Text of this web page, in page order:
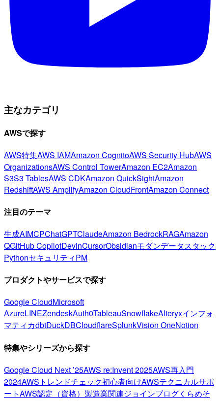
主なカテゴリ
AWSで探す
AWS特集AWS IAMAmazon CognitoAWS Security HubAWS
OrganizationsAWS Control TowerAmazon EC2Amazon
S3S3 TablesAWS CDKAmazon QuickSightAmazon
RedshiftAWS AmplifyAmazon CloudFrontAmazon Connect
注目のテーマ
生成AIMCPChatGPTClaudeAmazon BedrockRAGAmazon
QGitHub CopilotDevinCursorObsidianモダンデータスタック
PythonセキュリティPM
プロダクトやサービスで探す
Google CloudMicrosoft
AzureLINEZendeskAuth0TableauSnowflakeAlteryxインフォ
マティカdbtDuckDBCloudflareSplunkVision OneNotion
特集やシリーズから探す
Google Cloud Next ’25AWS re:Invent 2025AWS再入門
2024AWSトレンドチェック初心者向けAWSテクニカルサポ
ートAWS認定（資格） 製造業関連ジョインブログくらめそ